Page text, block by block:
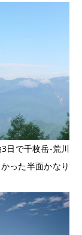
日で千枚岳-荒川
った半面かなり